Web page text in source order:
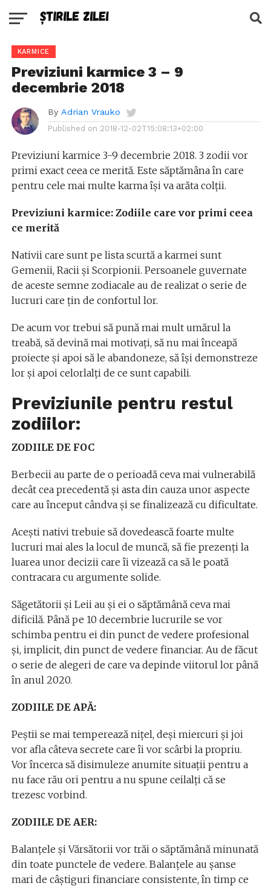
KARMICE
Previziuni karmice 3 – 9
decembrie 2018
By Adrian Vrauko
Published on 2018-12-02T15:08:13+02:00
Previziuni karmice 3-9 decembrie 2018. 3 zodii vor
primi exact ceea ce merită. Este săptămâna în care
pentru cele mai multe karma își va arăta colții.
Previziuni karmice: Zodiile care vor primi ceea
ce merită
Nativii care sunt pe lista scurtă a karmei sunt
Gemenii, Racii și Scorpionii. Persoanele guvernate
de aceste semne zodiacale au de realizat o serie de
lucruri care țin de confortul lor.
De acum vor trebui să pună mai mult umărul la
treabă, să devină mai motivați, să nu mai înceapă
proiecte și apoi să le abandoneze, să își demonstreze
lor și apoi celorlalți de ce sunt capabili.
Previziunile pentru restul
zodiilor:
ZODIILE DE FOC
Berbecii au parte de o perioadă ceva mai vulnerabilă
decât cea precedentă și asta din cauza unor aspecte
care au început cândva și se finalizează cu dificultate.
Acești nativi trebuie să dovedească foarte multe
lucruri mai ales la locul de muncă, să fie prezenți la
luarea unor decizii care îi vizează ca să le poată
contracara cu argumente solide.
Săgetătorii și Leii au și ei o săptămână ceva mai
dificilă. Până pe 10 decembrie lucrurile se vor
schimba pentru ei din punct de vedere profesional
și, implicit, din punct de vedere financiar. Au de făcut
o serie de alegeri de care va depinde viitorul lor până
în anul 2020.
ZODIILE DE APĂ:
Peștii se mai temperează nițel, deși miercuri și joi
vor afla câteva secrete care îi vor scârbi la propriu.
Vor încerca să disimuleze anumite situații pentru a
nu face rău ori pentru a nu spune ceilalți că se
trezesc vorbind.
ZODIILE DE AER:
Balanțele și Vărsătorii vor trăi o săptămână minunată
din toate punctele de vedere. Balanțele au șanse
mari de câștiguri financiare consistente, în timp ce